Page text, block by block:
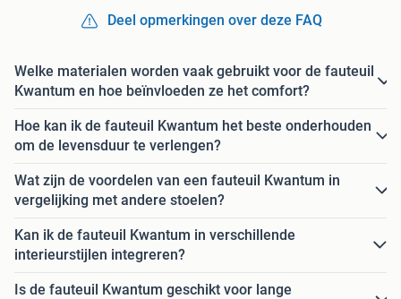
Deel opmerkingen over deze FAQ
Welke materialen worden vaak gebruikt voor de fauteuil
Kwantum en hoe beïnvloeden ze het comfort?
Hoe kan ik de fauteuil Kwantum het beste onderhouden
om de levensduur te verlengen?
Wat zijn de voordelen van een fauteuil Kwantum in
vergelijking met andere stoelen?
Kan ik de fauteuil Kwantum in verschillende
interieurstijlen integreren?
Is de fauteuil Kwantum geschikt voor lange